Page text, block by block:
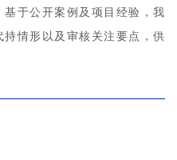
于公开案例及项目经验，我
情形以及审核关注要点，供